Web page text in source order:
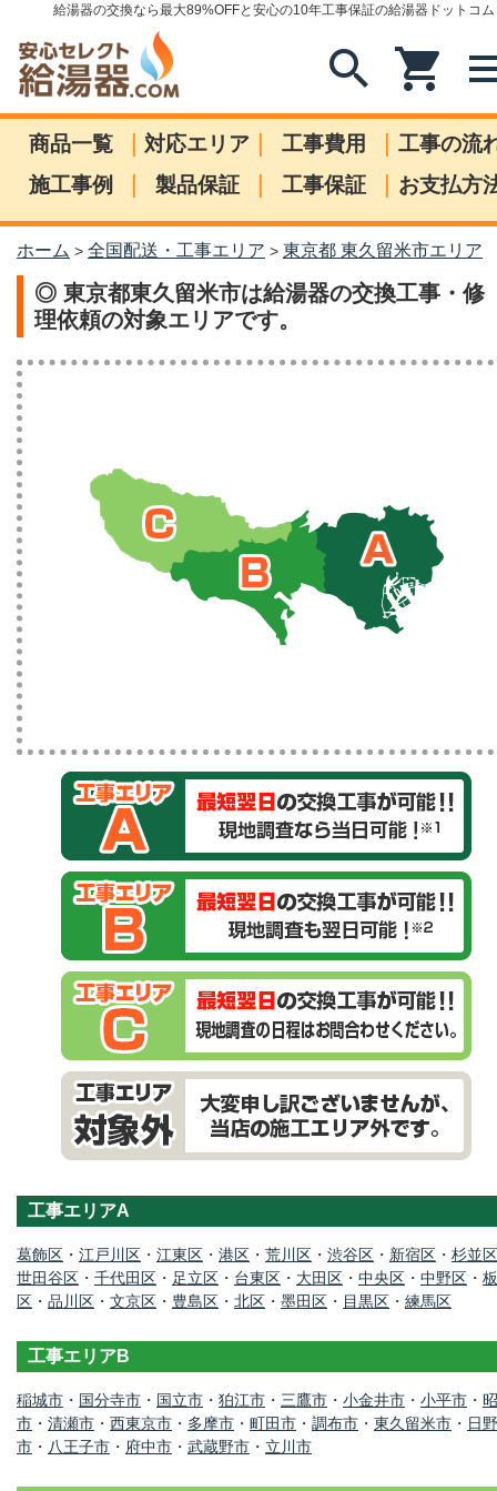
給湯器の交換なら最大89%OFFと安心の10年工事保証の給湯器ドットコム
search shopping_cart
商品一覧 | 対応エリア | 工事費用 | 工事の流
施工事例
| 製品保証 | 工事保証 | お支払方
ホーム > 全国配送・工事エリア > 東京都 東久留米市エリア
◎ 東京都東久留米市は給湯器の交換工事・修
理依頼の対象エリアです。
工事エリアA
葛飾区 ・ 江戸川区 ・ 江東区 ・ 港区 ・ 荒川区 ・ 渋谷区 ・ 新宿区 ・ 杉並区
世田谷区 ・ 千代田区 ・ 足立区 ・ 台東区 ・ 大田区 ・ 中央区 ・ 中野区 ・
区 ・ 品川区 ・ 文京区 ・ 豊島区 ・ 北区 ・ 墨田区 ・ 目黒区 ・ 練馬区
工事エリアB
稲城市 ・ 国分寺市 ・ 国立市 ・ 狛江市 ・ 三鷹市 ・ 小金井市 ・ 小平市 ・
市 ・ 清瀬市 ・ 西東京市 ・ 多摩市 ・ 町田市 ・ 調布市 ・ 東久留米市 ・ 日野
市 ・ 八王子市 ・ 府中市 ・ 武蔵野市 ・ 立川市